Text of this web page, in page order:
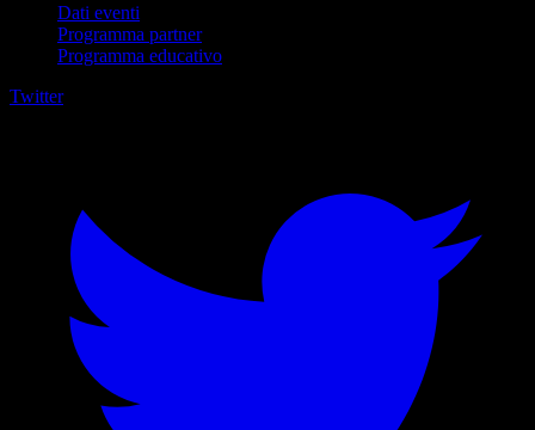
Dati eventi
Programma partner
Programma educativo
Twitter